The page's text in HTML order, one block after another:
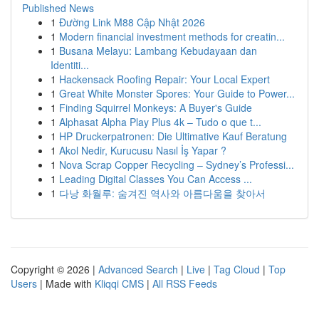
Published News
1 Đường Link M88 Cập Nhật 2026
1 Modern financial investment methods for creatin...
1 Busana Melayu: Lambang Kebudayaan dan
Identiti...
1 Hackensack Roofing Repair: Your Local Expert
1 Great White Monster Spores: Your Guide to Power...
1 Finding Squirrel Monkeys: A Buyer's Guide
1 Alphasat Alpha Play Plus 4k – Tudo o que t...
1 HP Druckerpatronen: Die Ultimative Kauf Beratung
1 Akol Nedir, Kurucusu Nasıl İş Yapar ?
1 Nova Scrap Copper Recycling – Sydney’s Professi...
1 Leading Digital Classes You Can Access ...
1 다낭 화월루: 숨겨진 역사와 아름다움을 찾아서
Copyright © 2026 | Advanced Search | Live | Tag Cloud | Top
Users | Made with Kliqqi CMS | All RSS Feeds